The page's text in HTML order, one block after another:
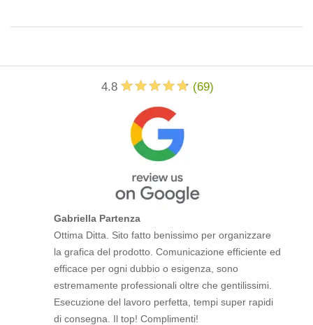
4.8 (69)
Gabriella Partenza
Ottima Ditta. Sito fatto benissimo per organizzare
la grafica del prodotto. Comunicazione efficiente ed
efficace per ogni dubbio o esigenza, sono
estremamente professionali oltre che gentilissimi.
Esecuzione del lavoro perfetta, tempi super rapidi
di consegna. Il top! Complimenti!